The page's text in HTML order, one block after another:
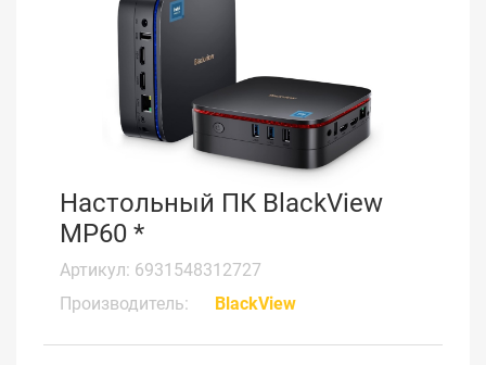
Настольный ПК BlackView
MP60 *
Артикул: 6931548312727
Производитель:
BlackView